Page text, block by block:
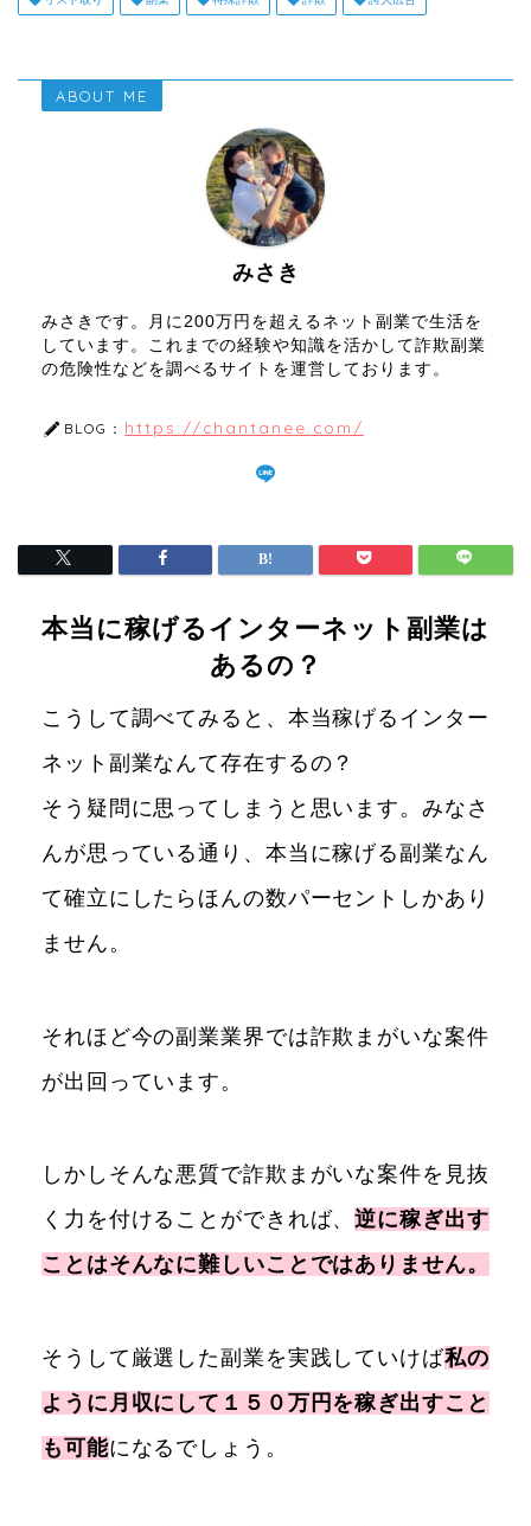
ABOUT ME
みさき
みさきです。月に200万円を超えるネット副業で生活を
しています。これまでの経験や知識を活かして詐欺副業
の危険性などを調べるサイトを運営しております。
BLOG： https://chantanee.com/
本当に稼げるインターネット副業は
あるの？
こうして調べてみると、本当稼げるインター
ネット副業なんて存在するの？
そう疑問に思ってしまうと思います。みなさ
んが思っている通り、本当に稼げる副業なん
て確立にしたらほんの数パーセントしかあり
ません。
それほど今の副業業界では詐欺まがいな案件
が出回っています。
しかしそんな悪質で詐欺まがいな案件を見抜
く力を付けることができれば、逆に稼ぎ出す
ことはそんなに難しいことではありません。
そうして厳選した副業を実践していけば私の
ように月収にして１５０万円を稼ぎ出すこと
も可能になるでしょう。